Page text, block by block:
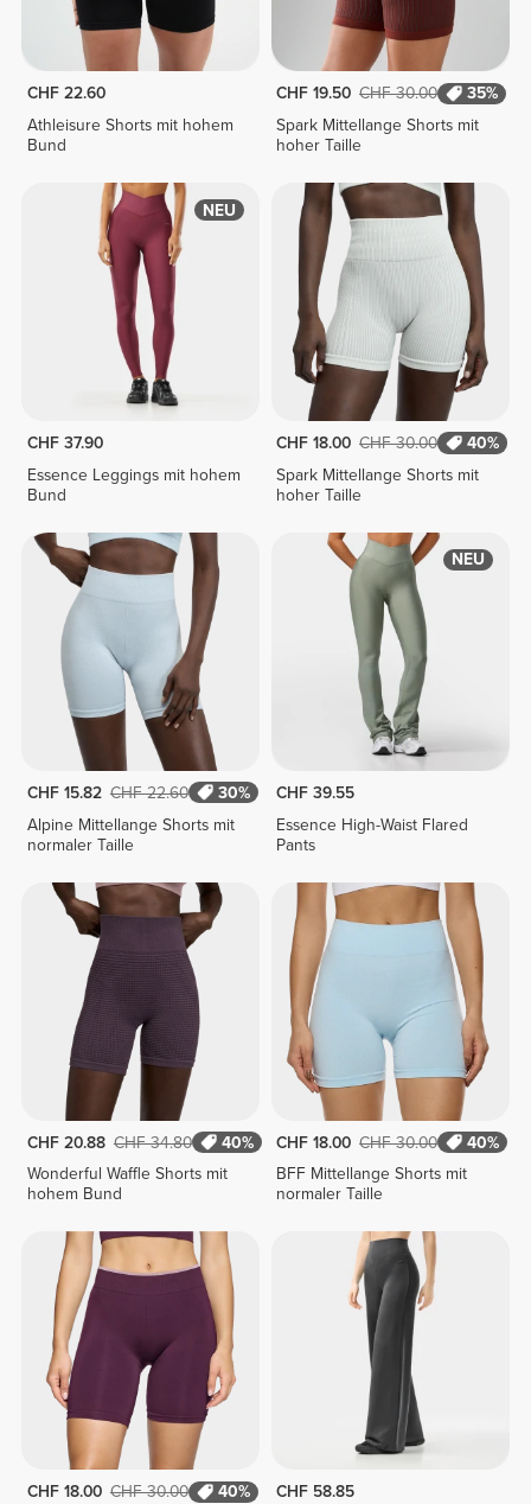
CHF 22.60
Athleisure Shorts mit hohem
Bund
CHF 19.50 CHF 30.00
35%
Spark Mittellange Shorts mit
hoher Taille
NEU
CHF 37.90
Essence Leggings mit hohem
Bund
CHF 18.00 CHF 30.00
40%
Spark Mittellange Shorts mit
hoher Taille
CHF 15.82 CHF 22.60
30%
Alpine Mittellange Shorts mit
normaler Taille
NEU
CHF 39.55
Essence High-Waist Flared
Pants
CHF 20.88 CHF 34.80
40%
Wonderful Waffle Shorts mit
hohem Bund
CHF 18.00 CHF 30.00
40%
BFF Mittellange Shorts mit
normaler Taille
CHF 18.00 CHF 30.00
40%
CHF 58.85